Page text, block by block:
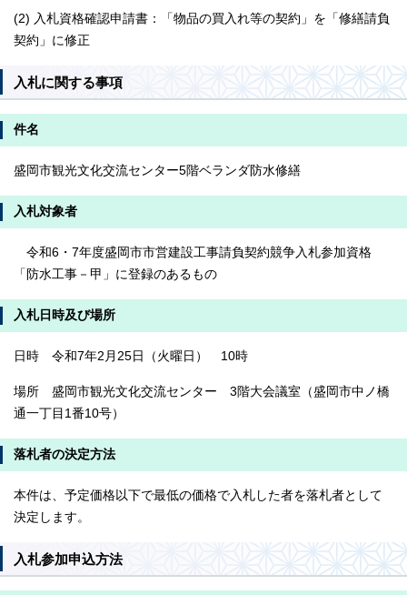
(2) 入札資格確認申請書：「物品の買入れ等の契約」を「修繕請負
契約」に修正
入札に関する事項
件名
盛岡市観光文化交流センター5階ベランダ防水修繕
入札対象者
令和6・7年度盛岡市市営建設工事請負契約競争入札参加資格
「防水工事－甲」に登録のあるもの
入札日時及び場所
日時 令和7年2月25日（火曜日） 10時
場所 盛岡市観光文化交流センター 3階大会議室（盛岡市中ノ橋
通一丁目1番10号）
落札者の決定方法
本件は、予定価格以下で最低の価格で入札した者を落札者として
決定します。
入札参加申込方法